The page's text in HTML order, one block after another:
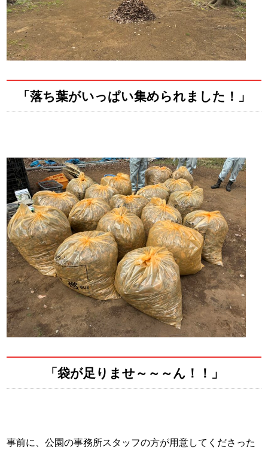
「落ち葉がいっぱい集められました！」
「袋が足りませ～～～ん！！」
事前に、公園の事務所スタッフの方が用意してくださった